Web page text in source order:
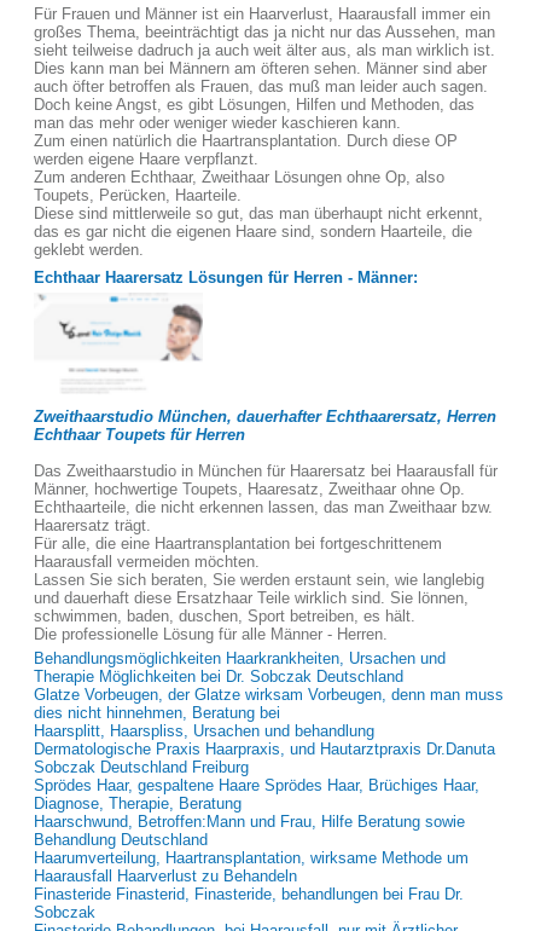
Für Frauen und Männer ist ein Haarverlust, Haarausfall immer ein
großes Thema, beeinträchtigt das ja nicht nur das Aussehen, man
sieht teilweise dadruch ja auch weit älter aus, als man wirklich ist.
Dies kann man bei Männern am öfteren sehen. Männer sind aber
auch öfter betroffen als Frauen, das muß man leider auch sagen.
Doch keine Angst, es gibt Lösungen, Hilfen und Methoden, das
man das mehr oder weniger wieder kaschieren kann.
Zum einen natürlich die Haartransplantation. Durch diese OP
werden eigene Haare verpflanzt.
Zum anderen Echthaar, Zweithaar Lösungen ohne Op, also
Toupets, Perücken, Haarteile.
Diese sind mittlerweile so gut, das man überhaupt nicht erkennt,
das es gar nicht die eigenen Haare sind, sondern Haarteile, die
geklebt werden.
Echthaar Haarersatz Lösungen für Herren - Männer:
Zweithaarstudio München, dauerhafter Echthaarersatz, Herren
Echthaar Toupets für Herren
Das Zweithaarstudio in München für Haarersatz bei Haarausfall für
Männer, hochwertige Toupets, Haaresatz, Zweithaar ohne Op.
Echthaarteile, die nicht erkennen lassen, das man Zweithaar bzw.
Haarersatz trägt.
Für alle, die eine Haartransplantation bei fortgeschrittenem
Haarausfall vermeiden möchten.
Lassen Sie sich beraten, Sie werden erstaunt sein, wie langlebig
und dauerhaft diese Ersatzhaar Teile wirklich sind. Sie lönnen,
schwimmen, baden, duschen, Sport betreiben, es hält.
Die professionelle Lösung für alle Männer - Herren.
Behandlungsmöglichkeiten Haarkrankheiten, Ursachen und
Therapie Möglichkeiten bei Dr. Sobczak Deutschland
Glatze Vorbeugen, der Glatze wirksam Vorbeugen, denn man muss
dies nicht hinnehmen, Beratung bei
Haarsplitt, Haarspliss, Ursachen und behandlung
Dermatologische Praxis Haarpraxis, und Hautarztpraxis Dr.Danuta
Sobczak Deutschland Freiburg
Sprödes Haar, gespaltene Haare Sprödes Haar, Brüchiges Haar,
Diagnose, Therapie, Beratung
Haarschwund, Betroffen:Mann und Frau, Hilfe Beratung sowie
Behandlung Deutschland
Haarumverteilung, Haartransplantation, wirksame Methode um
Haarausfall Haarverlust zu Behandeln
Finasteride Finasterid, Finasteride, behandlungen bei Frau Dr.
Sobczak